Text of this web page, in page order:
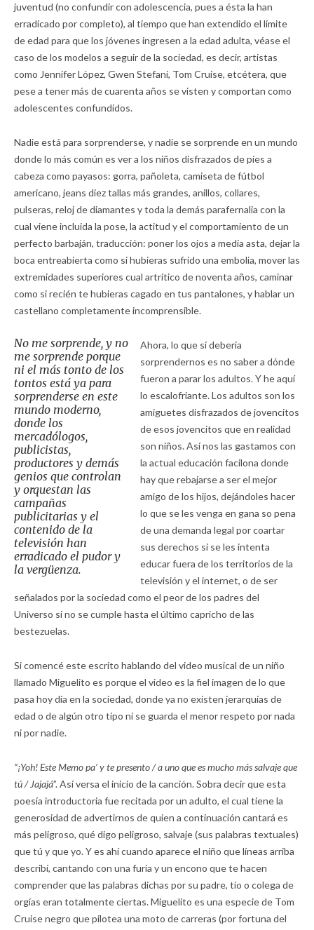
juventud (no confundir con adolescencia, pues a ésta la han
erradicado por completo), al tiempo que han extendido el límite
de edad para que los jóvenes ingresen a la edad adulta, véase el
caso de los modelos a seguir de la sociedad, es decir, artistas
como Jennifer López, Gwen Stefani, Tom Cruise, etcétera, que
pese a tener más de cuarenta años se visten y comportan como
adolescentes confundidos.
Nadie está para sorprenderse, y nadie se sorprende en un mundo
donde lo más común es ver a los niños disfrazados de pies a
cabeza como payasos: gorra, pañoleta, camiseta de fútbol
americano, jeans diez tallas más grandes, anillos, collares,
pulseras, reloj de diamantes y toda la demás parafernalia con la
cual viene incluida la pose, la actitud y el comportamiento de un
perfecto barbaján, traducción: poner los ojos a media asta, dejar la
boca entreabierta como si hubieras sufrido una embolia, mover las
extremidades superiores cual artrítico de noventa años, caminar
como si recién te hubieras cagado en tus pantalones, y hablar un
castellano completamente incomprensible.
No me sorprende, y no
me sorprende porque
ni el más tonto de los
tontos está ya para
sorprenderse en este
mundo moderno,
donde los
mercadólogos,
publicistas,
productores y demás
genios que controlan
y orquestan las
campañas
publicitarias y el
contenido de la
televisión han
erradicado el pudor y
la vergüenza.
Ahora, lo que sí debería
sorprendernos es no saber a dónde
fueron a parar los adultos. Y he aquí
lo escalofriante. Los adultos son los
amiguetes disfrazados de jovencitos
de esos jovencitos que en realidad
son niños. Así nos las gastamos con
la actual educación facilona donde
hay que rebajarse a ser el mejor
amigo de los hijos, dejándoles hacer
lo que se les venga en gana so pena
de una demanda legal por coartar
sus derechos si se les intenta
educar fuera de los territorios de la
televisión y el internet, o de ser
señalados por la sociedad como el peor de los padres del
Universo si no se cumple hasta el último capricho de las
bestezuelas.
Si comencé este escrito hablando del video musical de un niño
llamado Miguelito es porque el video es la fiel imagen de lo que
pasa hoy día en la sociedad, donde ya no existen jerarquías de
edad o de algún otro tipo ni se guarda el menor respeto por nada
ni por nadie.
“¡Yoh! Este Memo pa’ y te presento / a uno que es mucho más salvaje que
tú / Jajajá”. Así versa el inicio de la canción. Sobra decir que esta
poesía introductoria fue recitada por un adulto, el cual tiene la
generosidad de advertirnos de quien a continuación cantará es
más peligroso, qué digo peligroso, salvaje (sus palabras textuales)
que tú y que yo. Y es ahí cuando aparece el niño que líneas arriba
describí, cantando con una furia y un encono que te hacen
comprender que las palabras dichas por su padre, tío o colega de
orgías eran totalmente ciertas. Miguelito es una especie de Tom
Cruise negro que pilotea una moto de carreras (por fortuna del